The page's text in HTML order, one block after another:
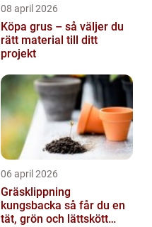
08 april 2026
Köpa grus – så väljer du
rätt material till ditt
projekt
06 april 2026
Gräsklippning
kungsbacka så får du en
tät, grön och lättskött